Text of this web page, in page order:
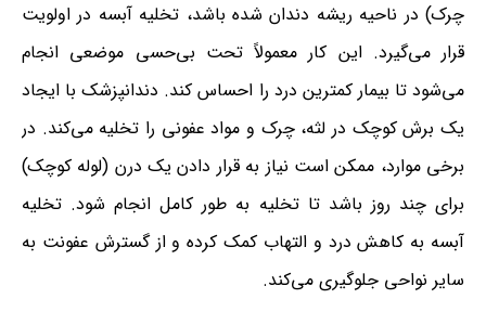
چرک) در ناحیه ریشه دندان شده باشد، تخلیه آبسه در اولویت
قرار می‌گیرد. این کار معمولاً تحت بی‌حسی موضعی انجام
می‌شود تا بیمار کمترین درد را احساس کند. دندانپزشک با ایجاد
یک برش کوچک در لثه، چرک و مواد عفونی را تخلیه می‌کند. در
برخی موارد، ممکن است نیاز به قرار دادن یک درن (لوله کوچک)
برای چند روز باشد تا تخلیه به طور کامل انجام شود. تخلیه
آبسه به کاهش درد و التهاب کمک کرده و از گسترش عفونت به
سایر نواحی جلوگیری می‌کند.